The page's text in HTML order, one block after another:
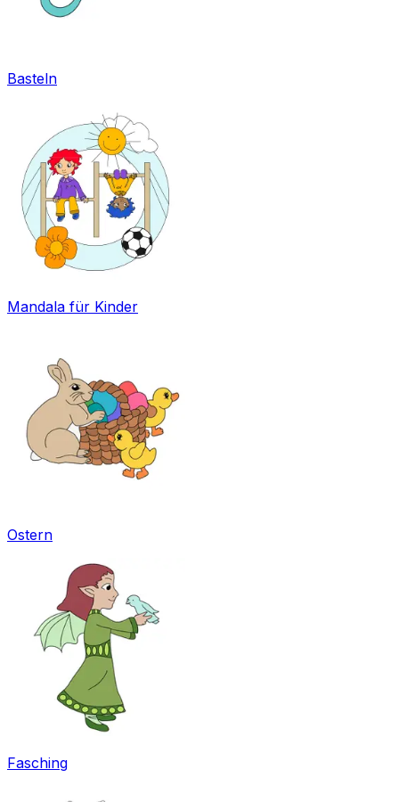
Basteln
Mandala für Kinder
Ostern
Fasching